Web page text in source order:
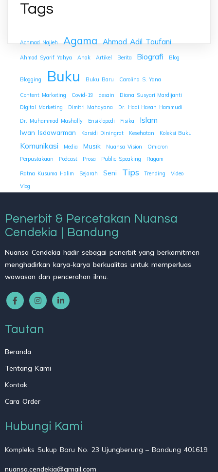
Tags
Achmad Najieh Agama Ahmad Adil Taufani
Ahmad Syarif Yahya Anak Artikel Berita Biografi Blog
Blogging Buku Buku Baru Carolina S. Yana
Content Marketing Covid-19 desain
Diana Susyari Mardijanti
DIgital Marketing
Dimitri Mahayana
Dr. Hadi Hasan Hammudi
Dr. Muhammad Mashally
Ensiklopedi Fisika Islam
Iwan Isdawarman Karsidi Diningrat Kesehatan Koleksi Buku
Komunikasi Media Musik Nuansa Vision
Omicron
Perpustakaan
Podcast Prosa Public Speaking Ragam
Ratna Kusuma Halim Sejarah Seni Tips Trending
Video
Vlog
Penerbit & Percetakan Nuansa
Cendekia | Bandung
Nuansa Cendekia hadir sebagai penerbit yang berkomitmen
menghadirkan karya-karya berkualitas untuk memperluas
wawasan dan pencerahan ilmu.
Tautan
Beranda
Tentang Kami
Kontak
Cara Order
Hubungi Kami
Kompleks Sukup Baru No. 23 Ujungberung – Bandung 401619.
nuansa.cendekia@gmail.com